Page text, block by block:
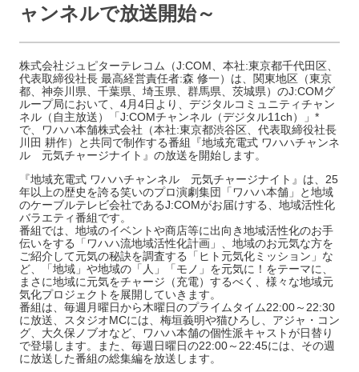
ャンネルで放送開始～
株式会社ジュピターテレコム（J:COM、本社:東京都千代田区、
代表取締役社長 最高経営責任者:森 修一）は、関東地区（東京
都、神奈川県、千葉県、埼玉県、群馬県、茨城県）のJ:COMグ
ループ局において、4月4日より、デジタルコミュニティチャン
ネル（自主放送）「J:COMチャンネル（デジタル11ch）」*
で、ワハハ本舗株式会社（本社:東京都渋谷区、代表取締役社長
川田 耕作）と共同で制作する番組『地域充電式 ワハハチャンネ
ル 元気チャージナイト』の放送を開始します。
『地域充電式 ワハハチャンネル 元気チャージナイト』は、25
年以上の歴史を誇る笑いのプロ演劇集団「ワハハ本舗」と地域
のケーブルテレビ会社であるJ:COMがお届けする、地域活性化
バラエティ番組です。
番組では、地域のイベントや商店等に出向き地域活性化のお手
伝いをする「ワハハ流地域活性化計画」、地域のお元気な方を
ご紹介して元気の秘訣を調査する「ヒト元気化ミッション」な
ど、「地域」や地域の「人」「モノ」を元気に！をテーマに、
まさに地域に元気をチャージ（充電）するべく、様々な地域元
気化プロジェクトを展開していきます。
番組は、毎週月曜日から木曜日のプライムタイム22:00～22:30
に放送、スタジオMCには、梅垣義明や猫ひろし、アジャ・コン
グ、大久保ノブオなど、ワハハ本舗の個性派キャストが日替り
で登場します。また、毎週日曜日の22:00～22:45には、その週
に放送した番組の総集編を放送します。